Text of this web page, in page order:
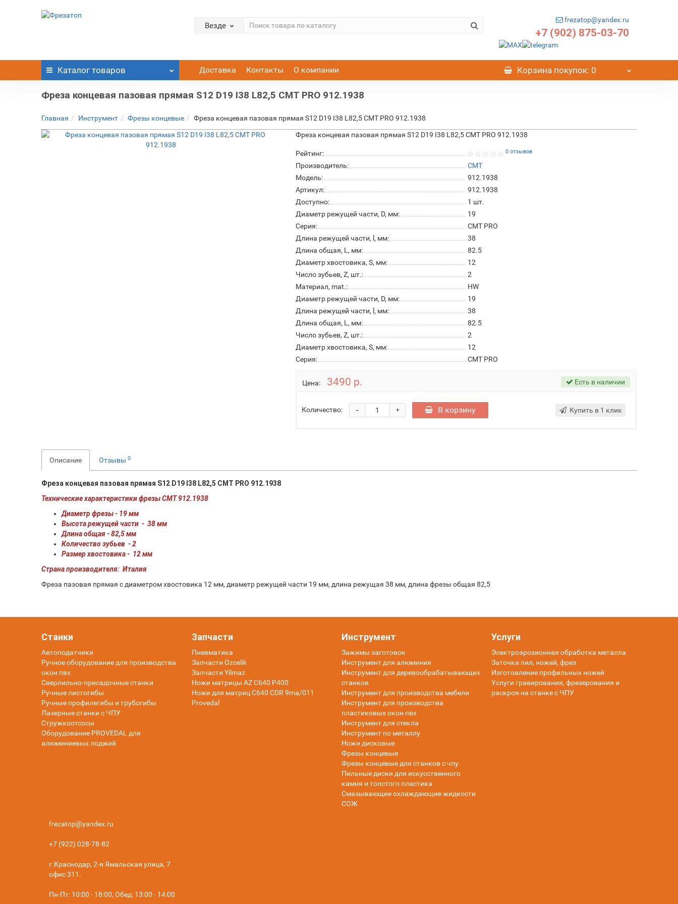
Везде
frezatop@yandex.ru
+7 (902) 875-03-70
Каталог товаров Доставка Контакты О компании Корзина покупок: 0
Фреза концевая пазовая прямая S12 D19 I38 L82,5 CMT PRO 912.1938
Главная Инструмент Фрезы концевые Фреза концевая пазовая прямая S12 D19 I38 L82,5 CMT PRO 912.1938
Фреза концевая пазовая прямая S12 D19 I38 L82,5 CMT PRO 912.1938
Рейтинг: 0 отзывов
Производитель:
CMT
Модель:
912.1938
Артикул:
912.1938
Доступно:
1 шт.
Диаметр режущей части, D, мм:
19
Серия:
CMT PRO
Длина режущей части, l, мм:
38
Длина общая, L, мм:
82.5
Диаметр хвостовика, S, мм:
12
Число зубьев, Z, шт.:
2
Материал, mat.:
HW
Диаметр режущей части, D, мм:
19
Длина режущей части, l, мм:
38
Длина общая, L, мм:
82.5
Число зубьев, Z, шт.:
2
Диаметр хвостовика, S, мм:
12
Серия:
CMT PRO
Цена: 3490 р. Есть в наличии
Количество: +
- В корзину Купить в 1 клик
Описание Отзывы0
Фреза концевая пазовая прямая S12 D19 I38 L82,5 CMT PRO 912.1938
Технические характеристики фрезы СМТ 912.1938
Диаметр фрезы - 19 мм
Высота режущей части - 38 мм
Длина общая - 82,5 мм
Количество зубьев - 2
Размер хвостовика - 12 мм
Страна производителя: Италия
Фреза пазовая прямая с диаметром хвостовика 12 мм, диаметр режущей части 19 мм, длина режущая 38 мм, длина фрезы общая 82,5
Станки
Автоподатчики
Ручное оборудование для производства
окон пвх
Сверлильно-присадочные станки
Ручные листогибы
Ручные профилегибы и трубогибы
Лазерные станки с ЧПУ
Стружкоотсосы
Оборудование PROVEDAL для
алюминиевых лоджий
Запчасти
Пневматика
Запчасти Ozcelik
Запчасти Yilmaz
Ножи матрицы AZ C640 P400
Ножи для матриц C640 CDR 9ma/011
Provedal
Инструмент
Зажимы заготовок
Инструмент для алюминия
Инструмент для деревообрабатывающих
станков
Инструмент для производства мебели
Инструмент для производства
пластиковых окон пвх
Инструмент для стекла
Инструмент по металлу
Ножи дисковые
Фрезы концевые
Фрезы концевые для станков с чпу
Пильные диски для искусственного
камня и толстого пластика
Смазывающие охлаждающие жидкости
СОЖ
Услуги
Электроэрозионная обработка металла
Заточка пил, ножей, фрез
Изготовление профильных ножей
Услуги гравирования, фрезерования и
раскроя на станке с ЧПУ
frezatop@yandex.ru
+7 (922) 028-78-82
г.Краснодар, 2-я Ямальская улица, 7
офис 311.
Пн-Пт: 10:00 - 18:00, Обед: 13:00 - 14:00